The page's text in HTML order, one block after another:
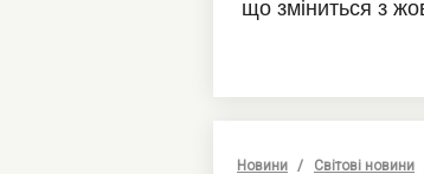
Новини Світові новини